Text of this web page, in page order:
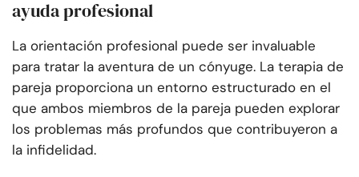
ayuda profesional
La orientación profesional puede ser invaluable
para tratar la aventura de un cónyuge. La terapia de
pareja proporciona un entorno estructurado en el
que ambos miembros de la pareja pueden explorar
los problemas más profundos que contribuyeron a
la infidelidad.